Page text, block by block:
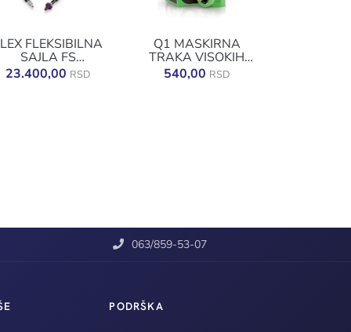
FLEKSIBILNA
SAJLA FS
ZA
PXE80
23.400,00 RSD
Q1 MASKIRNA
TRAKA VISOKIH
PERFORMANSI 50M
ZELENA 48MM
540,00 RSD
063/859-53-07
PODRŠKA